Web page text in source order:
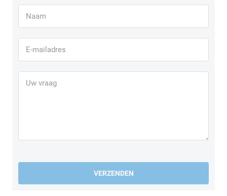
VERZENDEN